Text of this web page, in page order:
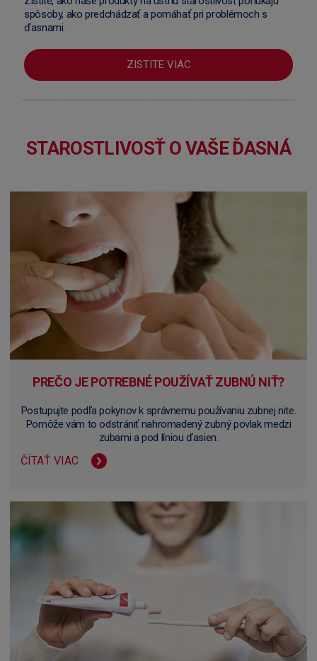
spôsoby, ako predchádzať a pomáhať pri problémoch s
ďasnami.
ZISTITE VIAC
STAROSTLIVOSŤ O VAŠE ĎASNÁ
PREČO JE POTREBNÉ POUŽÍVAŤ ZUBNÚ NIŤ?
Postupujte podľa pokynov k správnemu používaniu zubnej nite.
Pomôže vám to odstrániť nahromadený zubný povlak medzi
zubami a pod líniou ďasien.
ČÍTAŤ VIAC